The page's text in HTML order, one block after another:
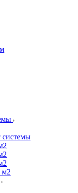
системы
м2